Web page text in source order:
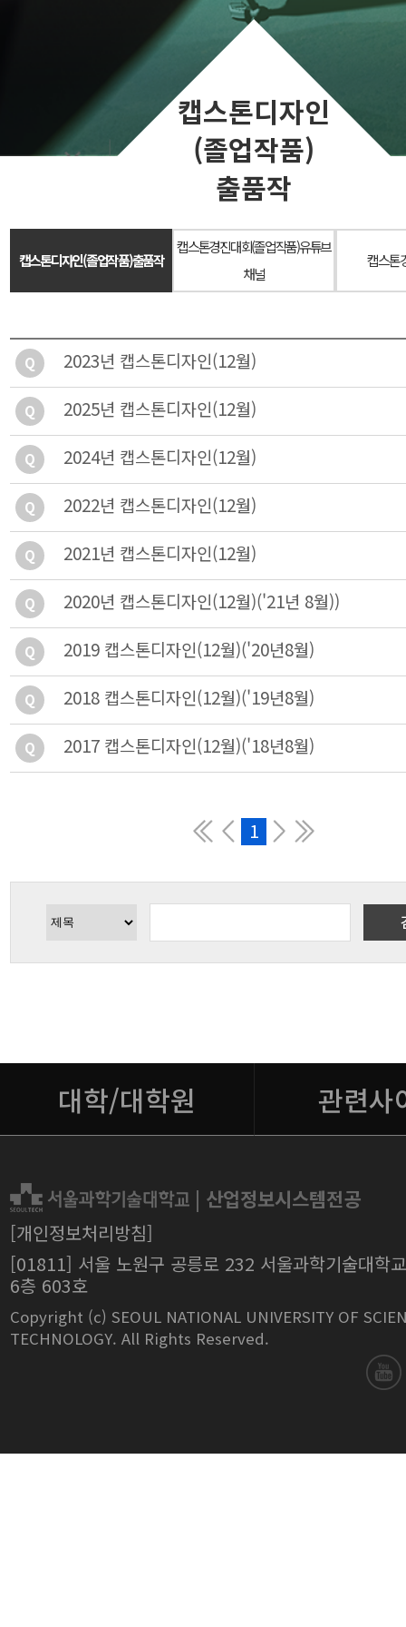
캡스톤디자인
(졸업작품)
출품작
캡스톤디자인(졸업작품)출품작
캡스톤경진대회(졸업작품)유튜브
채널
캡스톤
Q 2023년 캡스톤디자인(12월)
Q 2025년 캡스톤디자인(12월)
Q 2024년 캡스톤디자인(12월)
Q 2022년 캡스톤디자인(12월)
Q 2021년 캡스톤디자인(12월)
Q 2020년 캡스톤디자인(12월)('21년 8월))
Q 2019 캡스톤디자인(12월)('20년8월)
Q 2018 캡스톤디자인(12월)('19년8월)
Q 2017 캡스톤디자인(12월)('18년8월)
1
| 산업정보시스템전공
[개인정보처리방침]
[01811] 서울 노원구 공릉로 232 서울과학기술대학
6층 603호
Copyright (c) SEOUL NATIONAL UNIVERSITY OF
TECHNOLOGY. All Rights Reserved.
대학/대학원 관련사